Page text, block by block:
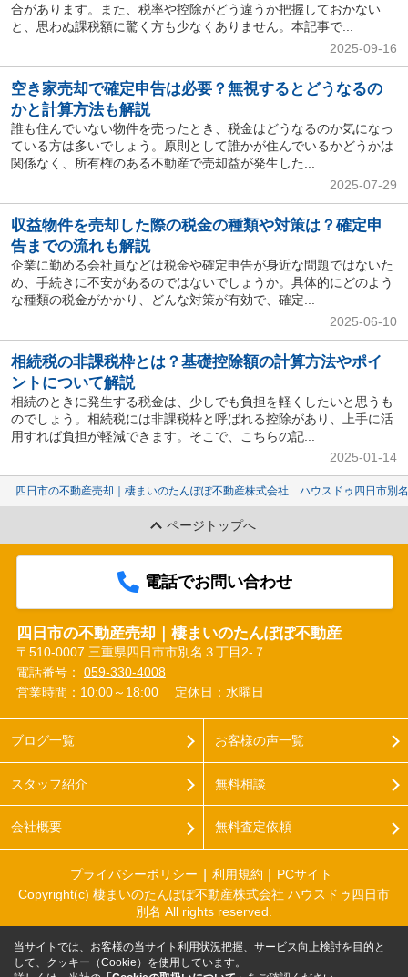
合があります。また、税率や控除がどう違うか把握しておかない
と、思わぬ課税額に驚く方も少なくありません。本記事で...
2025-09-16
空き家売却で確定申告は必要？無視するとどうなるの
かと計算方法も解説
誰も住んでいない物件を売ったとき、税金はどうなるのか気になっ
ている方は多いでしょう。原則として誰かが住んでいるかどうかは
関係なく、所有権のある不動産で売却益が発生した...
2025-07-29
収益物件を売却した際の税金の種類や対策は？確定申
告までの流れも解説
企業に勤める会社員などは税金や確定申告が身近な問題ではないた
め、手続きに不安があるのではないでしょうか。具体的にどのよう
な種類の税金がかかり、どんな対策が有効で、確定...
2025-06-10
相続税の非課税枠とは？基礎控除額の計算方法やポイ
ントについて解説
相続のときに発生する税金は、少しでも負担を軽くしたいと思うも
のでしょう。相続税には非課税枠と呼ばれる控除があり、上手に活
用すれば負担が軽減できます。そこで、こちらの記...
2025-01-14
四日市の不動産売却｜棲まいのたんぽぽ不動産株式会社 ハウスドゥ四日市別名
ページトップへ
電話でお問い合わせ
四日市の不動産売却｜棲まいのたんぽぽ不動産
〒510-0007 三重県四日市市別名３丁目2-７
電話番号： 059-330-4008
営業時間：10:00～18:00
定休日：水曜日
ブログ一覧
スタッフ紹介
会社概要
お客様の声一覧
無料相談
無料査定依頼
プライバシーポリシー 利用規約
PCサイト
Copyright(c) 棲まいのたんぽぽ不動産株式会社 ハウスドゥ四日市
別名 All rights reserved.
当サイトでは、お客様の当サイト利用状況把握、サービス向上検討を目的と
して、クッキー（Cookie）を使用しています。